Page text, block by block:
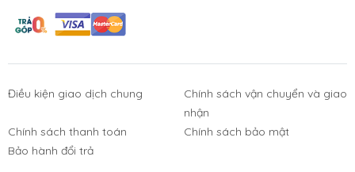
PC
Chuột, Loa, Tai
Điều kiện giao dịch chung
Chính sách vận chuyển và giao
nhận
Chính sách thanh toán
Chính sách bảo mật
Bảo hành đổi trả